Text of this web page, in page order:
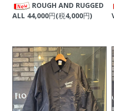
ROUGH AND RUGGED
ALL 44,000円(税4,000円)